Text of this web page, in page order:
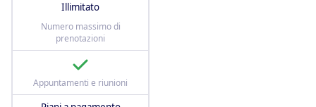
Illimitato
Numero massimo di
prenotazioni
Appuntamenti e riunioni